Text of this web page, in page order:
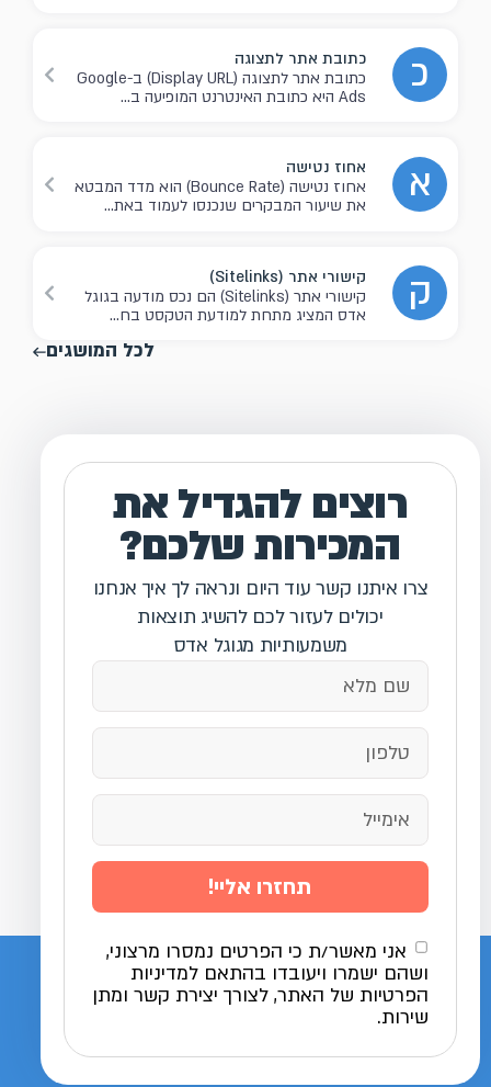
כ
כתובת אתר לתצוגה
כתובת אתר לתצוגה (Display URL) ב-Google
Ads היא כתובת האינטרנט המופיעה ב...
א
אחוז נטישה
אחוז נטישה (Bounce Rate) הוא מדד המבטא
את שיעור המבקרים שנכנסו לעמוד באת...
ק
קישורי אתר (Sitelinks)
קישורי אתר (Sitelinks) הם נכס מודעה בגוגל
אדס המציג מתחת למודעת הטקסט בח...
לכל המושגים
רוצים להגדיל את
המכירות שלכם?
צרו איתנו קשר עוד היום ונראה לך איך אנחנו
יכולים לעזור לכם להשיג תוצאות
משמעותיות מגוגל אדס
אני מאשר/ת כי הפרטים נמסרו מרצוני,
ושהם ישמרו ויעובדו בהתאם למדיניות
הפרטיות של האתר, לצורך יצירת קשר ומתן
שירות.
תחזרו אליי!